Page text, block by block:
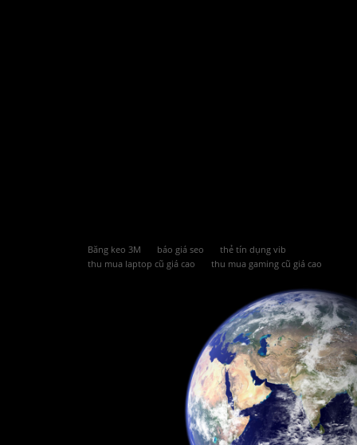
Băng keo 3M báo giá seo
thẻ tín dụng vib
thu mua laptop cũ giá cao
thu mua gaming cũ giá cao